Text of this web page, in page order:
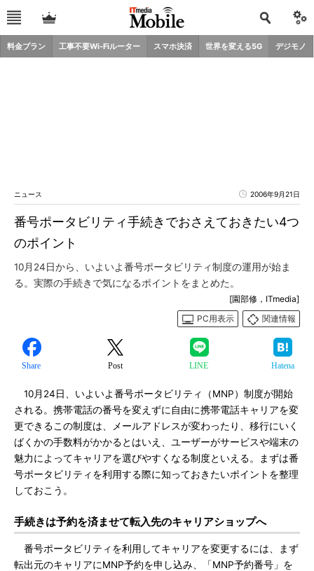
料金プラン 工事不要Wi-Fiルーター スマホ決済 世界を変える5G デジモノ
ニュース 2006年9月21日
番号ポータビリティ手続きでおさえておきたい4つ
のポイント
10月24日から、いよいよ番号ポータビリティ制度の運用が始ま
る。実際の手続きで気になるポイントをまとめた。
[園部修，ITmedia]
PC用表示
関連情報
Share Post LINE Hatena
10月24日、いよいよ番号ポータビリティ（MNP）制度が開始
される。携帯電話の番号を変えずに自由に携帯電話キャリアを変
更できるこの制度は、メールアドレスが変わったり、移行にいく
ばくかの手数料がかかるとはいえ、ユーザーがサービスや端末の
魅力によってキャリアを選びやすくなる制度といえる。まずは番
号ポータビリティを利用する際に知っておきたいポイントを整理
しておこう。
手続きは予約を済ませて転入先のキャリアショップへ
番号ポータビリティを利用してキャリアを変更するには、まず
転出元のキャリアにMNP予約を申し込み、「MNP予約番号」を